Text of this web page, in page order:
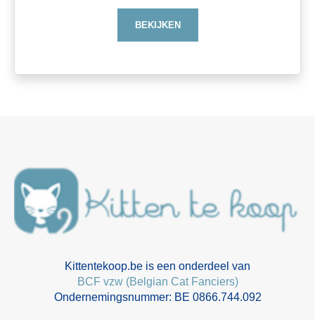
BEKIJKEN
Kittentekoop.be is een onderdeel van
BCF vzw (Belgian Cat Fanciers)
Ondernemingsnummer: BE 0866.744.092